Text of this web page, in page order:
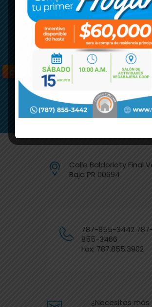
CALCULADORA
CALCULA TUS
CONOCE
OFERTAS Y
OFERTAS
Calle Baldorioty Final
Baja PR 00694
787-855-3442
855-3466
Fax: 787.855.3902
¿Necesitas más